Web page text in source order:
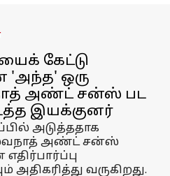
கேட்டு
ஒரு
அண்ட் சன்ஸ் பட
இயக்குனர்
அடுத்ததாக
அண்ட் சன்ஸ்
அதிகரித்து வருகிறது.